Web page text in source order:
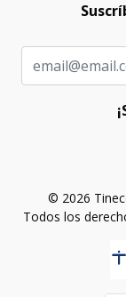
© 2026
Todos los